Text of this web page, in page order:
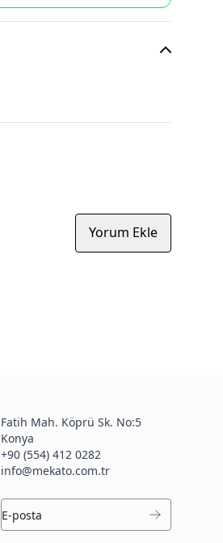
Yorum Ekle
Fatih Mah. Köprü Sk. No:5
Konya
+90 (554) 412 0282
info@mekato.com.tr